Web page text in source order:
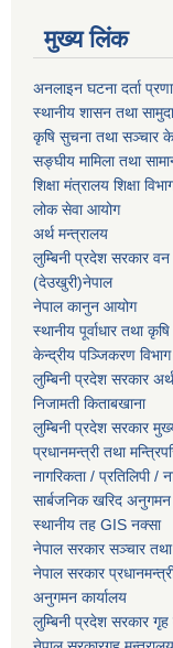
मुख्य लिंक
अनलाइन घटना दर्ता
स्थानीय शासन तथा
कृषि सुचना तथा सञ्चार
सङ्घीय मामिला तथा
शिक्षा मंत्रालय शिक्षा
लोक सेवा आयोग
अर्थ मन्त्रालय
लुम्बिनी प्रदेश सरकार वन
(देउखुरी)नेपाल
नेपाल कानुन आयोग
स्थानीय पूर्वाधार तथा
केन्द्रीय पञ्जिकरण विभाग
लुम्बिनी प्रदेश सरकार
निजामती किताबखाना
लुम्बिनी प्रदेश सरकार
प्रधानमन्त्री तथा
नागरिकता / प्रतिलिपी /
सार्बजनिक खरिद अनुगमन
स्थानीय तह GIS नक्सा
नेपाल सरकारसञ्चार तथा
नेपाल सरकार
अनुगमन कार्यालय
लुम्बिनी प्रदेश सरकार